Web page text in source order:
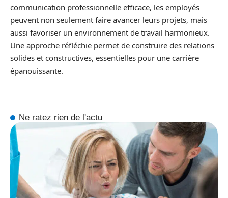
communication professionnelle efficace, les employés
peuvent non seulement faire avancer leurs projets, mais
aussi favoriser un environnement de travail harmonieux.
Une approche réfléchie permet de construire des relations
solides et constructives, essentielles pour une carrière
épanouissante.
Ne ratez rien de l'actu